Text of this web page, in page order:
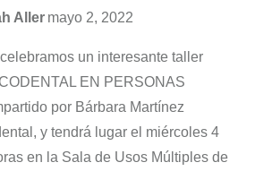
Aller mayo 2, 2022
un interesante taller
EN PERSONAS
por Bárbara Martínez
y tendrá lugar el miércoles 4
en la Sala de Usos Múltiples de